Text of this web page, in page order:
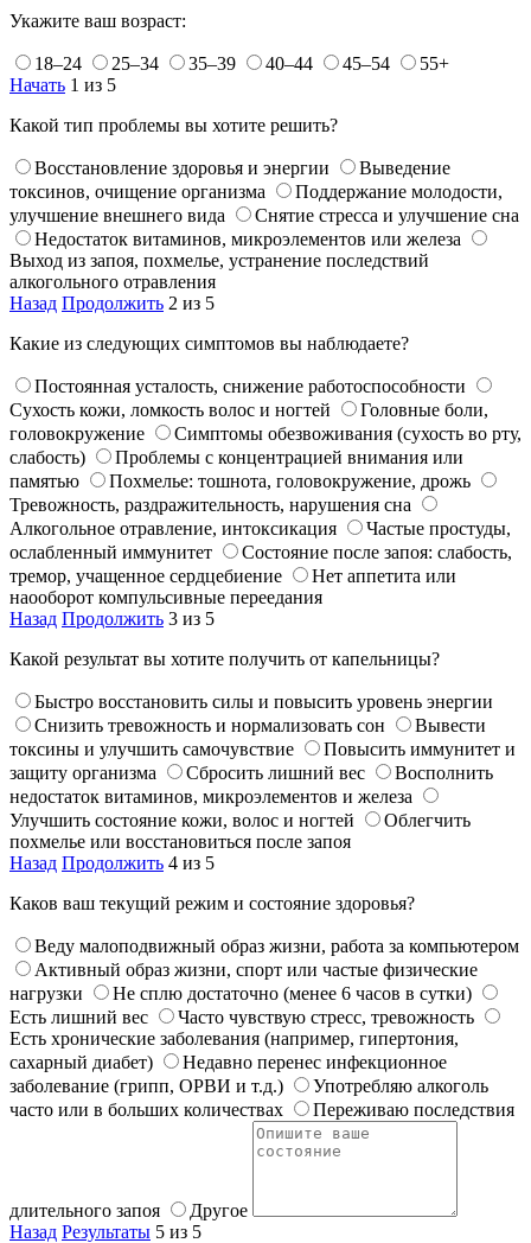
Укажите ваш возраст:
18–24 25–34 35–39 40–44 45–54
55+
Начать 1 из 5
Какой тип проблемы вы хотите решить?
Восстановление здоровья и энергии
Выведение
токсинов, очищение организма
Поддержание молодости,
улучшение внешнего вида
Снятие стресса и улучшение сна
Недостаток витаминов, микроэлементов или железа
Выход из запоя, похмелье, устранение последствий
алкогольного отравления
Назад Продолжить 2 из 5
Какие из следующих симптомов вы наблюдаете?
Постоянная усталость, снижение работоспособности
Сухость кожи, ломкость волос и ногтей
Головные боли,
головокружение
Симптомы обезвоживания (сухость во рту,
слабость)
Проблемы с концентрацией внимания или
памятью
Похмелье: тошнота, головокружение, дрожь
Тревожность, раздражительность, нарушения сна
Алкогольное отравление, интоксикация
Частые простуды,
ослабленный иммунитет
Состояние после запоя: слабость,
тремор, учащенное сердцебиение
Нет аппетита или
наооборот компульсивные переедания
Назад Продолжить 3 из 5
Какой результат вы хотите получить от капельницы?
Быстро восстановить силы и повысить уровень энергии
Снизить тревожность и нормализовать сон
Вывести
токсины и улучшить самочувствие
Повысить иммунитет и
защиту организма
Сбросить лишний вес
Восполнить
недостаток витаминов, микроэлементов и железа
Улучшить состояние кожи, волос и ногтей
Облегчить
похмелье или восстановиться после запоя
Назад Продолжить 4 из 5
Каков ваш текущий режим и состояние здоровья?
Веду малоподвижный образ жизни, работа за компьютером
Активный образ жизни, спорт или частые физические
нагрузки
Не сплю достаточно (менее 6 часов в сутки)
Есть лишний вес
Часто чувствую стресс, тревожность
Есть хронические заболевания (например, гипертония,
сахарный диабет)
Недавно перенес инфекционное
заболевание (грипп, ОРВИ и т.д.)
Употребляю алкоголь
часто или в больших количествах
Переживаю последствия
длительного запоя
Другое
Назад Результаты 5 из 5